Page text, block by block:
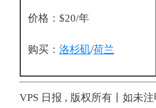
价格：$20/年
购买： 洛杉矶/荷兰
VPS 日报 , 版权所有丨如未注